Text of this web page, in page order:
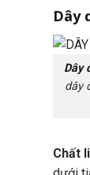
Dây
Dây
dây
Chất